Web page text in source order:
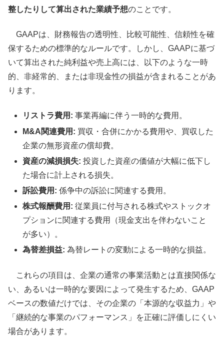
整したりして算出された業績予想のことです。
GAAPは、財務報告の透明性、比較可能性、信頼性を確
保するための標準的なルールです。しかし、GAAPに基づ
いて算出された純利益や売上高には、以下のような一時
的、非経常的、または非現金性の損益が含まれることがあ
ります。
リストラ費用: 事業再編に伴う一時的な費用。
M&A関連費用: 買収・合併にかかる費用や、買収した
企業の無形資産の償却費。
資産の減損損失: 投資した資産の価値が大幅に低下し
た場合に計上される損失。
訴訟費用: 係争中の訴訟に関連する費用。
株式報酬費用: 従業員に付与される株式やストックオ
プションに関連する費用（現金支出を伴わないこと
が多い）。
為替差損益: 為替レートの変動による一時的な損益。
これらの項目は、企業の通常の事業活動とは直接関係な
い、あるいは一時的な要因によって発生するため、GAAP
ベースの数値だけでは、その企業の「本源的な収益力」や
「継続的な事業のパフォーマンス」を正確に評価しにくい
場合があります。